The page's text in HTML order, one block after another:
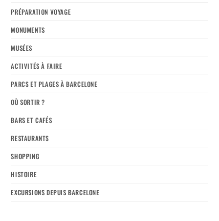
PRÉPARATION VOYAGE
MONUMENTS
MUSÉES
ACTIVITÉS À FAIRE
PARCS ET PLAGES À BARCELONE
OÙ SORTIR ?
BARS ET CAFÉS
RESTAURANTS
SHOPPING
HISTOIRE
EXCURSIONS DEPUIS BARCELONE